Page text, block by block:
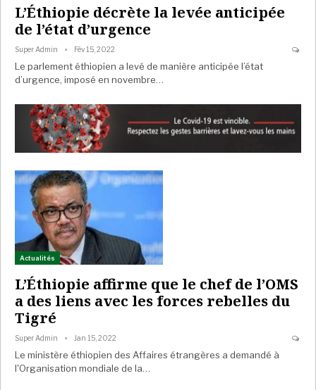
L’Éthiopie décrète la levée anticipée
de l’état d’urgence
Super Admin Fév 15, 2022
Le parlement éthiopien a levé de manière anticipée l’état
d’urgence, imposé en novembre…
Actualités
L’Éthiopie affirme que le chef de l’OMS
a des liens avec les forces rebelles du
Tigré
Super Admin Jan 15, 2022
Le ministère éthiopien des Affaires étrangères a demandé à
l'Organisation mondiale de la…